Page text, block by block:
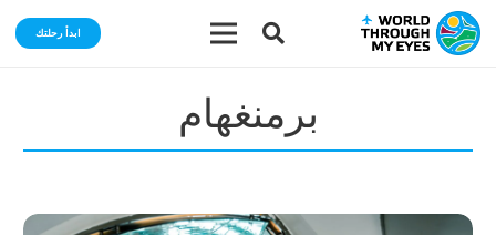
ابدأ رحلتك
برمنغهام